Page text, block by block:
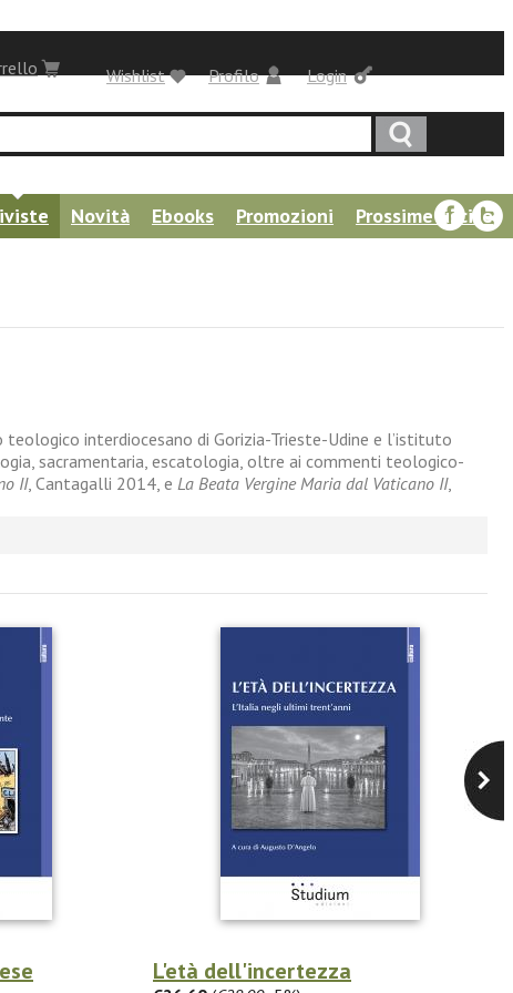
Login
Profilo
Wishlist
Novità Ebooks Promozioni
Prossime uscite
interdiocesano di Gorizia-Trieste-Udine e l’istituto
sacramentaria, escatologia, oltre ai commenti teologico-
II, Cantagalli 2014, e La Beata Vergine Maria dal Vaticano II,
L'età dell'incertezza